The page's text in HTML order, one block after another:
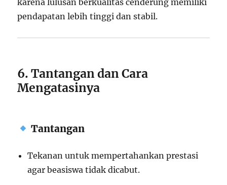
pendapatan lebih tinggi dan stabil.
6. Tantangan dan Cara
Mengatasinya
Tantangan
Tekanan untuk mempertahankan prestasi
agar beasiswa tidak dicabut.